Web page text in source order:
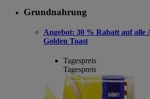
Grundnahrung
Angebot: 30 % Rabatt auf alle
Golden Toast
Tagespreis
Tagespreis